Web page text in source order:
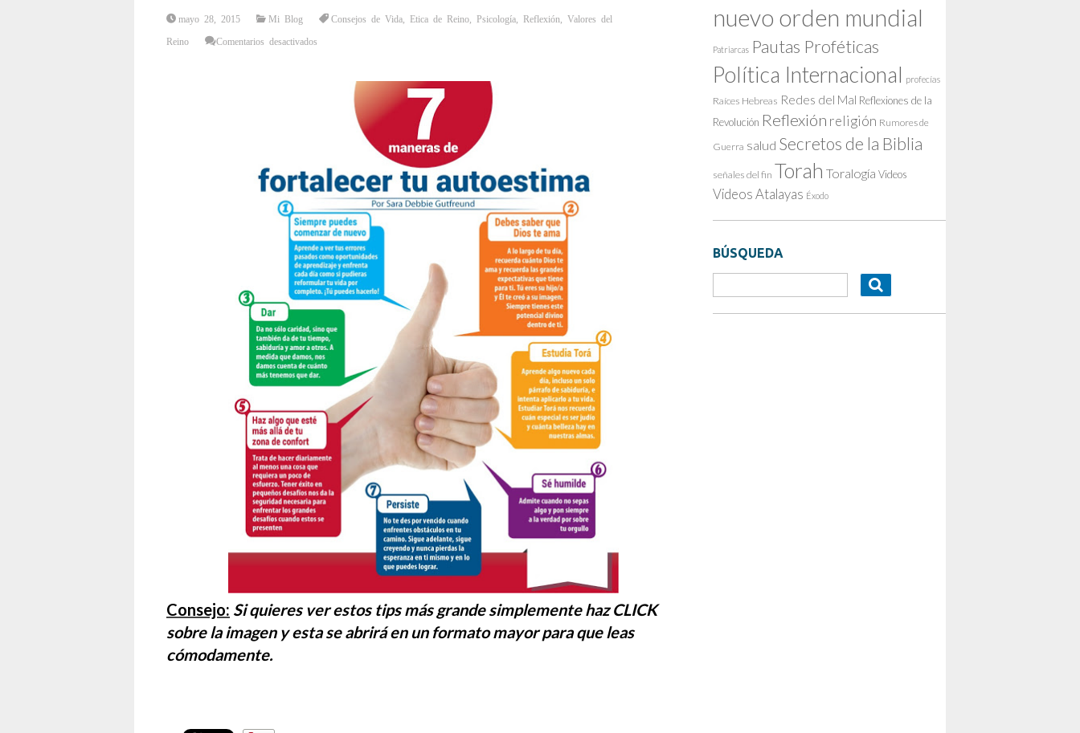
mayo 28, 2015 Mi Blog Consejos de Vida Etica de Reino Psicología Reflexión Valores del
Reino Comentarios desactivados
Autoestima
Consejo: Si quieres ver estos tips más grande simplemente haz CLICK
sobre la imagen y esta se abrirá en un formato mayor para que leas
cómodamente.
nuevo orden mundial
Patriarcas Pautas Proféticas
Política Internacional profecías
Raíces Hebreas Redes del Mal Reflexiones de la
Revolución Reflexión religión Rumores de
Guerra salud Secretos de la Biblia
señales del fin Torah Toralogía Videos
Videos Atalayas Éxodo
BÚSQUEDA